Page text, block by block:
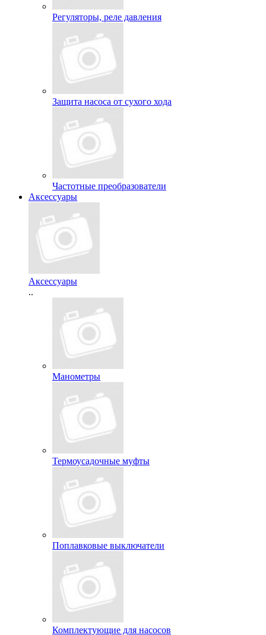
Регуляторы, реле давления
Защита насоса от сухого хода
Частотные преобразователи
Аксессуары
Аксессуары
..
Манометры
Термоусадочные муфты
Поплавковые выключатели
Комплектующие для насосов